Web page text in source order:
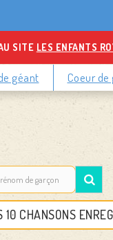
SITE LES ENFANTS
géant Coeur de
10 CHANSONS